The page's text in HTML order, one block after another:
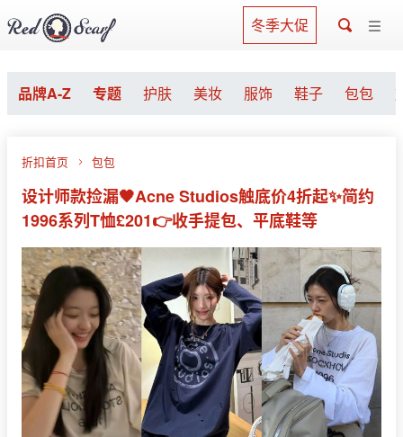
冬季大促
品牌A-Z 专题 护肤 美妆 服饰 鞋子 包包
折扣首页 包包
设计师款捡漏🖤Acne Studios触底价4折起✨简约
1996系列T恤£201👉收手提包、平底鞋等